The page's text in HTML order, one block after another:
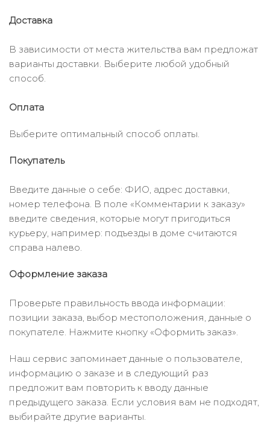
Доставка
В зависимости от места жительства вам предложат
варианты доставки. Выберите любой удобный
способ.
Оплата
Выберите оптимальный способ оплаты.
Покупатель
Введите данные о себе: ФИО, адрес доставки,
номер телефона. В поле «Комментарии к заказу»
введите сведения, которые могут пригодиться
курьеру, например: подъезды в доме считаются
справа налево.
Оформление заказа
Проверьте правильность ввода информации:
позиции заказа, выбор местоположения, данные о
покупателе. Нажмите кнопку «Оформить заказ».
Наш сервис запоминает данные о пользователе,
информацию о заказе и в следующий раз
предложит вам повторить к вводу данные
предыдущего заказа. Если условия вам не подходят,
выбирайте другие варианты.